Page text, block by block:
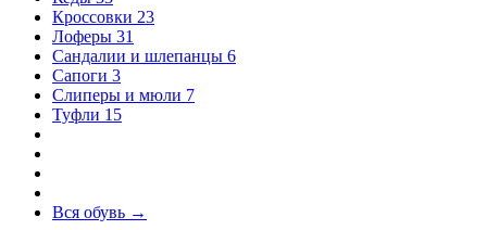
Кроссовки 23
Лоферы 31
Сандалии и шлепанцы 6
Сапоги 3
Слиперы и мюли 7
Туфли 15
Вся обувь →